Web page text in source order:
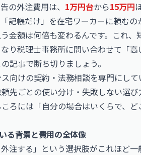
の外注費用は、 1万円台から15万円
記帳だけ」を在宅ワーカーに頼む
金額は何倍も変わるんです。これ
り税理士事務所に問い合わせて「
記事で断ち切りましょう。
向けの契約・法務相談を専門にし
先ごとの使い分け・失敗しない選
ろには「自分の場合はいくらで、
る背景と費用の全体像
注する」という選択肢がこれほど